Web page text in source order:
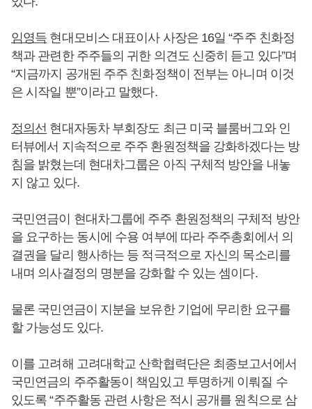
임영득 현대모비스 대표이사 사장은 16일 “주주 친화정
책과 관련한 주주들의 귀한 의견도 신중히 듣고 있다”며
“지금까지 공개된 주주 친화정책이 전부는 아니며 이것
은 시작일 뿐”이라고 말했다.
정의선 현대자동차 부회장도 최근 미국 블룸버그와 인
터뷰에서 지속적으로 주주 환원정책을 강화하겠다는 방
침을 밝혔는데 현대차그룹은 아직 구체적 방안을 내놓
지 않고 있다.
국민연금이 현대차그룹에 주주 환원정책의 구체적 방안
을 요구하는 동시에 수용 여부에 따라 주주총회에서 의
결권을 달리 행사하는 등 적극적으로 자신의 목소리를
내며 의사결정의 명분을 강화할 수 있는 셈이다.
물론 국민연금이 지분을 보유한 기업에 무리한 요구를
할 가능성도 있다.
이를 고려해 고려대학교 산학협력단은 최종보고서에서
국민연금의 주주활동이 책임있고 투명하게 이뤄질 수
있도록 “주주활동 관련 사항은 적시 공개를 원칙으로 삼